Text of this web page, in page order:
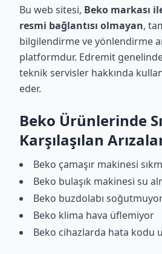
Bu web sitesi, Beko markası
resmi bağlantısı olmayan,
bilgilendirme ve yönlendirme
platformdur. Edremit
teknik servisler hakkında
eder.
Beko Ürünlerinde
Karşılaşılan
Beko çamaşır makinesi
Beko bulaşık makinesi su
Beko buzdolabı
Beko klima hava üflemiyor
Beko cihazlarda hata kodu